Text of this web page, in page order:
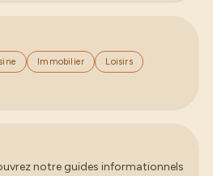
Immobilier Loisirs
notre guides informationnels